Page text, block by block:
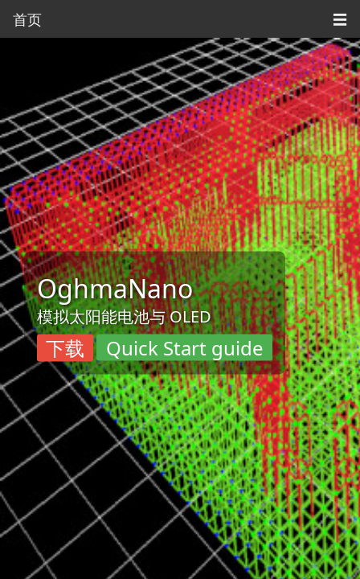
首页 ☰
OghmaNano
模拟太阳能电池与 OLED
下载 Quick Start guide